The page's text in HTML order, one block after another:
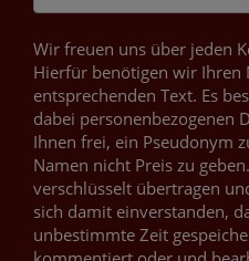
Wir freuen uns über jeden
Hierfür benötigen wir Ihren
entsprechenden Text. Es
dabei personenbezogenen
Ihnen frei, ein Pseudonym
Namen nicht Preis zu
verschlüsselt übertragen
sich damit einverstanden,
unbestimmte Zeit